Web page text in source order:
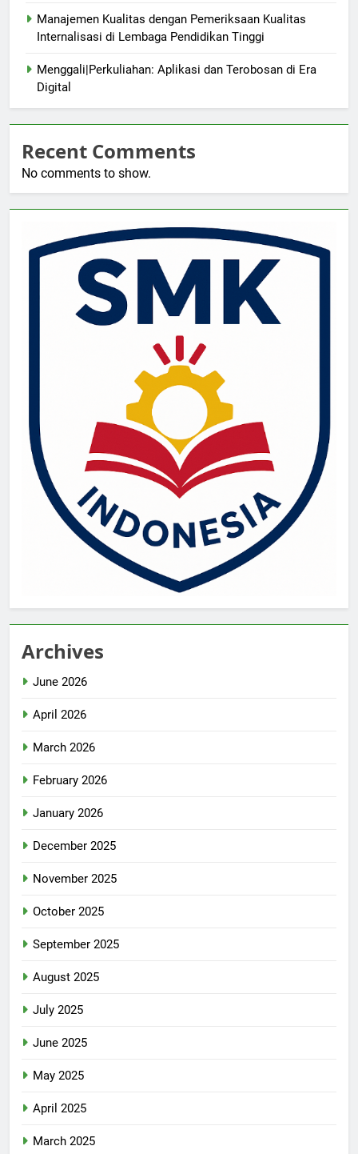
Manajemen Kualitas dengan Pemeriksaan Kualitas
Internalisasi di Lembaga Pendidikan Tinggi
Menggali|Perkuliahan: Aplikasi dan Terobosan di Era
Digital
Recent Comments
No comments to show.
Archives
June 2026
April 2026
March 2026
February 2026
January 2026
December 2025
November 2025
October 2025
September 2025
August 2025
July 2025
June 2025
May 2025
April 2025
March 2025